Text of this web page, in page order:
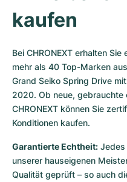
kaufen
Bei CHRONEXT erhalten
mehr als 40 Top-Marken
Grand Seiko Spring Drive
2020. Ob neue, gebrauchte
CHRONEXT können Sie
Konditionen kaufen.
Garantierte Echtheit: Jedes
unserer hauseigenen
Qualität geprüft – so auch